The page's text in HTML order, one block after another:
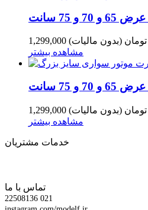
75 سانت
1,299,000 تومان (بدون مالیات)
مشاهده بیشتر
75 سانت
1,299,000 تومان (بدون مالیات)
مشاهده بیشتر
خدمات مشتریان
تماس با ما
22508136 021